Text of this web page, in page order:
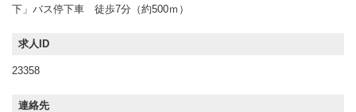
下」バス停下車 徒歩7分（約500ｍ）
求人ID
23358
連絡先